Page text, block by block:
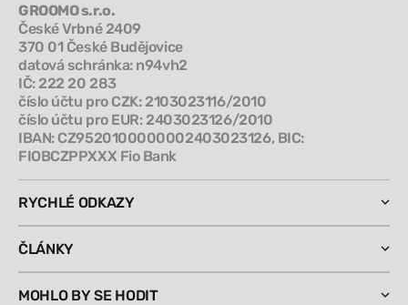
GROOMO s.r.o.
České Vrbné 2409
370 01 České Budějovice
datová schránka: n94vh2
IČ: 222 20 283
číslo účtu pro CZK: 2103023116/2010
číslo účtu pro EUR: 2403023126/2010
IBAN: CZ9520100000002403023126, BIC:
FIOBCZPPXXX Fio Bank
RYCHLÉ ODKAZY
ČLÁNKY
MOHLO BY SE HODIT